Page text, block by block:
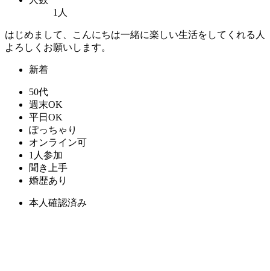
1人
はじめまして、こんにちは一緒に楽しい生活をしてくれる人
よろしくお願いします。
新着
50代
週末OK
平日OK
ぽっちゃり
オンライン可
1人参加
聞き上手
婚歴あり
本人確認済み